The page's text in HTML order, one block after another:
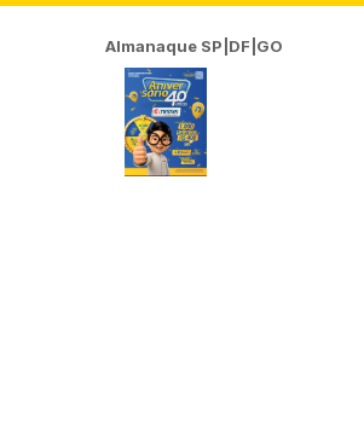
Almanaque SP|DF|GO